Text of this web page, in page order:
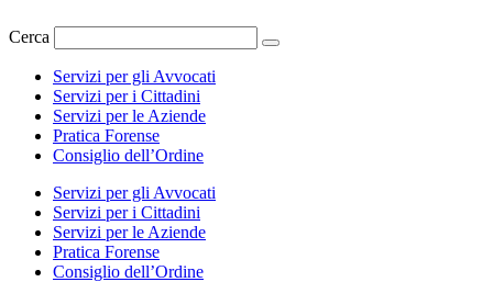
Cerca
Servizi per gli Avvocati
Servizi per i Cittadini
Servizi per le Aziende
Pratica Forense
Consiglio dell’Ordine
Servizi per gli Avvocati
Servizi per i Cittadini
Servizi per le Aziende
Pratica Forense
Consiglio dell’Ordine